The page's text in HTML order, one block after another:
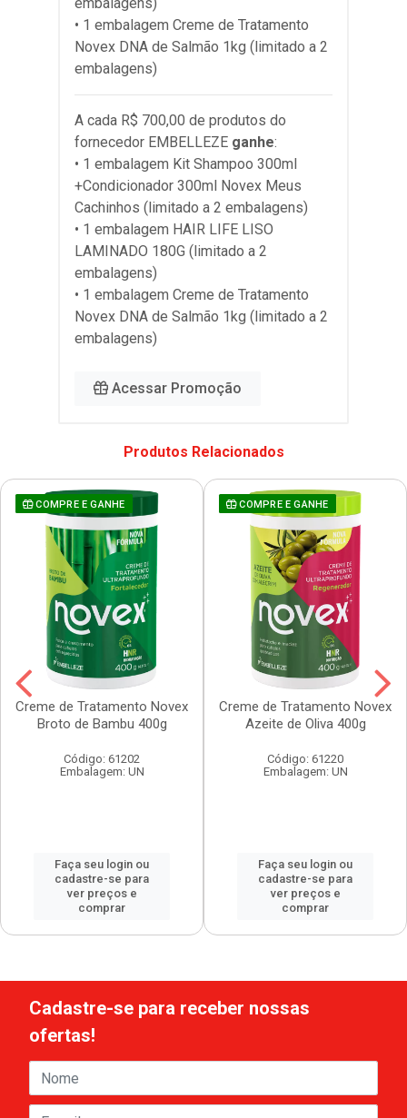
embalagens)
• 1 embalagem Creme de Tratamento
Novex DNA de Salmão 1kg (limitado a 2
embalagens)
A cada R$ 700,00 de produtos do
fornecedor EMBELLEZE ganhe:
• 1 embalagem Kit Shampoo 300ml
+Condicionador 300ml Novex Meus
Cachinhos (limitado a 2 embalagens)
• 1 embalagem HAIR LIFE LISO
LAMINADO 180G (limitado a 2
embalagens)
• 1 embalagem Creme de Tratamento
Novex DNA de Salmão 1kg (limitado a 2
embalagens)
Acessar Promoção
Produtos Relacionados
COMPRE E GANHE
Creme de Tratamento Novex
Broto de Bambu 400g
Código: 61202
Embalagem: UN
Faça seu login ou
cadastre-se para
ver preços e
comprar
COMPRE E GANHE
Creme de Tratamento Novex
Azeite de Oliva 400g
Código: 61220
Embalagem: UN
Faça seu login ou
cadastre-se para
ver preços e
comprar
Cadastre-se para receber nossas
ofertas!